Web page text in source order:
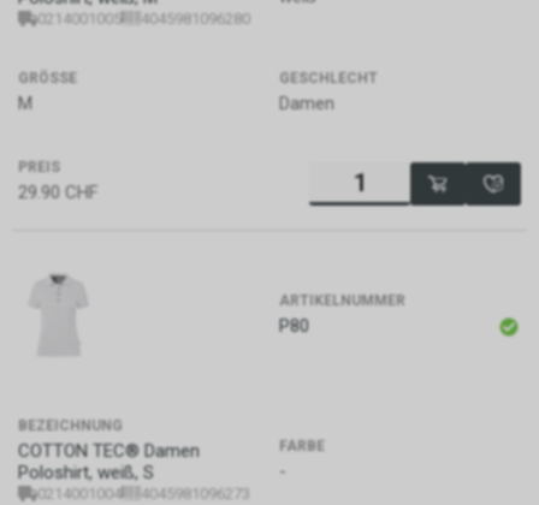
0214001005 4045981096280
GRÖSSE
M
GESCHLECHT
Damen
PREIS
29.90 CHF
ARTIKELNUMMER
P80
BEZEICHNUNG
COTTON TEC® Damen
Poloshirt, weiß, S
0214001004 4045981096273
FARBE
-
amerikanische
Geheimdienstinformationen zu
sammeln, auszuwerten und an
auf die Beschaffung von
Informationen durch Menschen